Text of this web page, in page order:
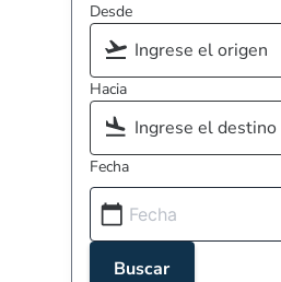
Desde
Hacia
Fecha
Buscar